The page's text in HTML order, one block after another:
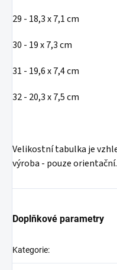
29 - 18,3 x 7,1 cm
30 - 19 x 7,3 cm
31 - 19,6 x 7,4 cm
32 - 20,3 x 7,5 cm
Velikostní tabulka je
výroba - pouze
Doplňkové parametry
Kategorie: